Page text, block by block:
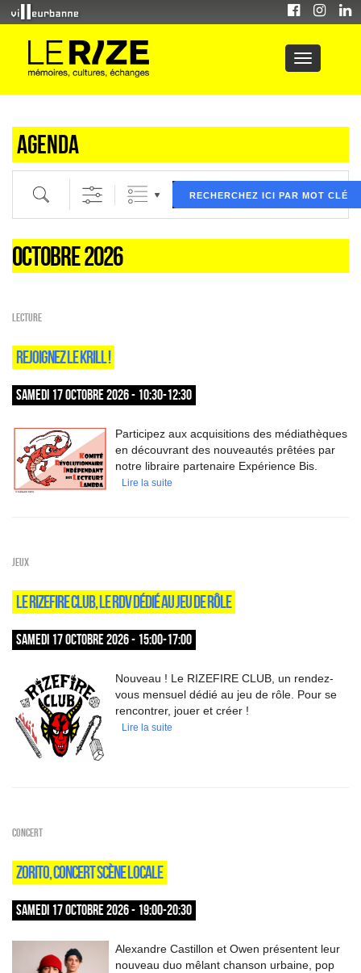
Agenda
Recherche par mot clé (ici) et / ou filtre (ci dessous) puis validez
RECHERCHEZ ICI PAR MOT CLÉ
OCTOBRE 2026
Lecture
REJOIGNEZ LE KRILL !
SAMEDI 17 OCTOBRE 2026 - 10:30-12:30
Participez aux acquisitions des médiathèques
en découvrant des nouveautés prêtées par
notre libraire partenaire Expérience Bis.
Lire la suite
Jeux
LE RIZEFIRE CLUB, LE RDV DÉDIÉ AU JEU DE RÔLE
SAMEDI 17 OCTOBRE 2026 - 15:00-17:00
Nouveau ! Le RIZEFIRE CLUB, un rendez-
vous mensuel dédié au jeu de rôle. Pour se
rencontrer, jouer et créer !
Lire la suite
Concert
ZORITO, CONCERT SCÈNE LOCALE
SAMEDI 17 OCTOBRE 2026 - 19:00-20:30
Alexandre Castillon et Owen présentent leur
nouveau duo mêlant chanson urbaine, pop